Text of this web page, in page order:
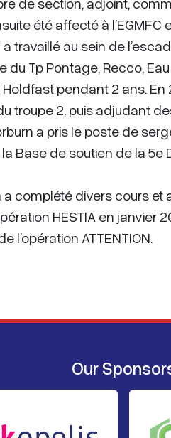
été affecté à l’EGMFC
travaillé au sein de
Tp Pontage, Recco, Eau
pendant 2 ans. En
troupe 2, puis adjudant
a pris le poste de
Base de soutien de la 5e
a complété divers cours
HESTIA en janvier
l’opération ATTENTION.
Our